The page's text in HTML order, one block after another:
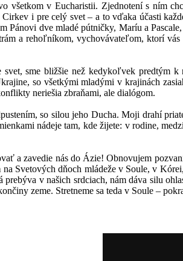
všetkom v Eucharistii. Zjednotení s ním
i pre celý svet – a to vďaka účasti
Pánovi dve mladé pútničky, Maríu a
a rehoľníkom, vychovávateľom, ktorí
sme bližšie než kedykoľvek predtým
so všetkými mladými v krajinách
neriešia zbraňami, ale dialógom.
so silou jeho Ducha. Moji drahí
nádeje tam, kde žijete: v rodine,
a zavedie nás do Ázie! Obnovujem
Svetových dňoch mládeže v Soule, v
prebýva v našich srdciach, nám dáva silu
zeme. Stretneme sa teda v Soule –